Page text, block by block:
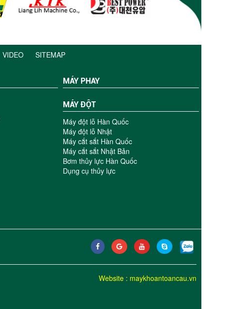
VIDEO SITEMAP
MÁY PHAY
MÁY ĐỘT
Máy đột lỗ Hàn Quốc
Máy đột lỗ Nhật
Máy cắt sắt Hàn Quốc
Máy cắt sắt Nhật Bản
Bơm thủy lực Hàn Quốc
Dụng cụ thủy lực
Website : maykhoantoancau.vn